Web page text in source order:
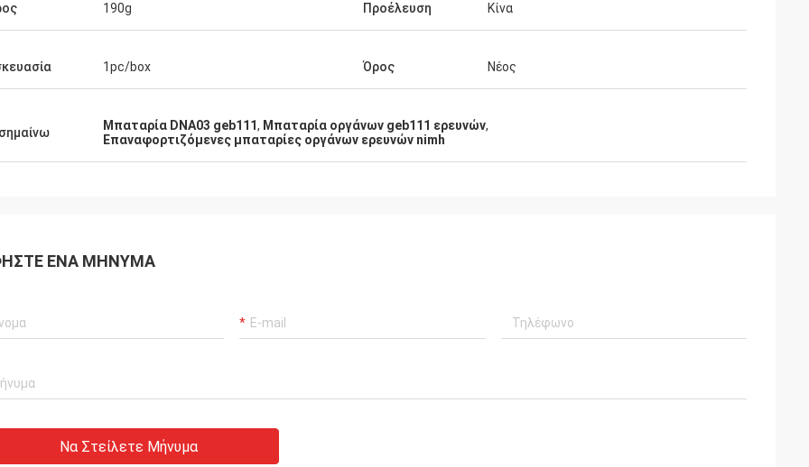
190g Προέλευση Κίνα
1pc/box Όρος Νέος
Μπαταρία DNA03 geb111, Μπαταρία οργάνων geb111 ερευνών,
Επαναφορτιζόμενες μπαταρίες οργάνων ερευνών nimh
ΈΝΑ ΜΉΝΥΜΑ
Να Στείλετε Μήνυμα